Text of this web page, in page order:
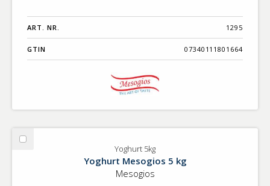
ART. NR. 1295
GTIN 07340111801664
Välj
Yoghurt 5kg
Yoghurt Mesogios 5 kg
Mesogios